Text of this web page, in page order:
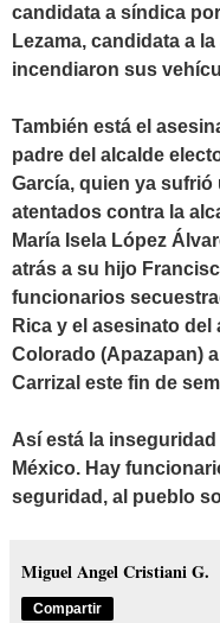
candidata a síndica
Lezama, candidata a
incendiaron sus
También está el
padre del alcalde
García, quien ya
atentados contra la
María Isela López
atrás a su hijo
funcionarios
Rica y el asesinato
Colorado (Apazapan)
Carrizal este fin de
Así está la
México. Hay
seguridad, al pueblo
Miguel Angel Cristiani G.
Compartir